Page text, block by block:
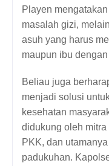
Playen
masalah gizi,
asuh yang harus
maupun ibu
Beliau juga
menjadi solusi
kesehatan
didukung oleh
PKK, dan
padukuhan.